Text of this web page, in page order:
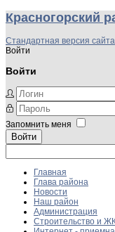
Красногорский
Стандартная версия сайта
Войти
Войти
Запомнить меня
Войти
Главная
Глава района
Новости
Наш район
Администрация
Строительство и